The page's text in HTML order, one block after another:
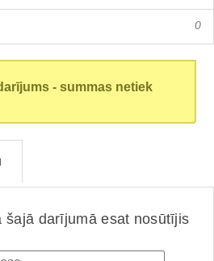
0
- summas netiek
šajā darījumā esat nosūtījis